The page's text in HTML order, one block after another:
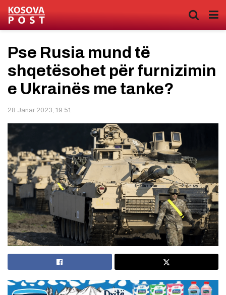
Pse Rusia mund të
shqetësohet për furnizimin
e Ukrainës me tanke?
28 Janar 2023, 19:51